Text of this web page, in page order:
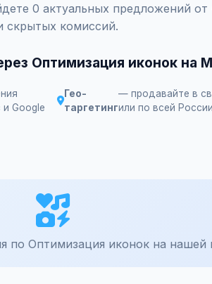
0 актуальных предложений
скрытых комиссий.
Оптимизация иконок на
Google
Гео-
таргетинг
— продавайте в
или по всей России
по Оптимизация иконок на нашей